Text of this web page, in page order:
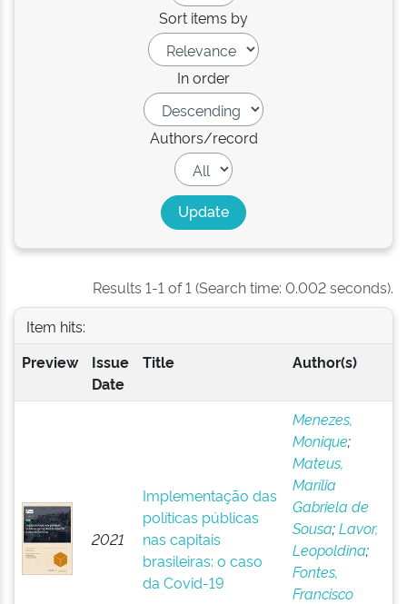
Sort items by
In order
Authors/record
Results 1-1 of 1 (Search time: 0.002 seconds).
Item hits:
Preview
Issue
Date
Title Author(s)
2021
Implementação das
políticas públicas
nas capitais
brasileiras: o caso
da Covid-19
Menezes,
Monique;
Mateus,
Marília
Gabriela de
Sousa;Lavor,
Leopoldina;
Fontes,
Francisco